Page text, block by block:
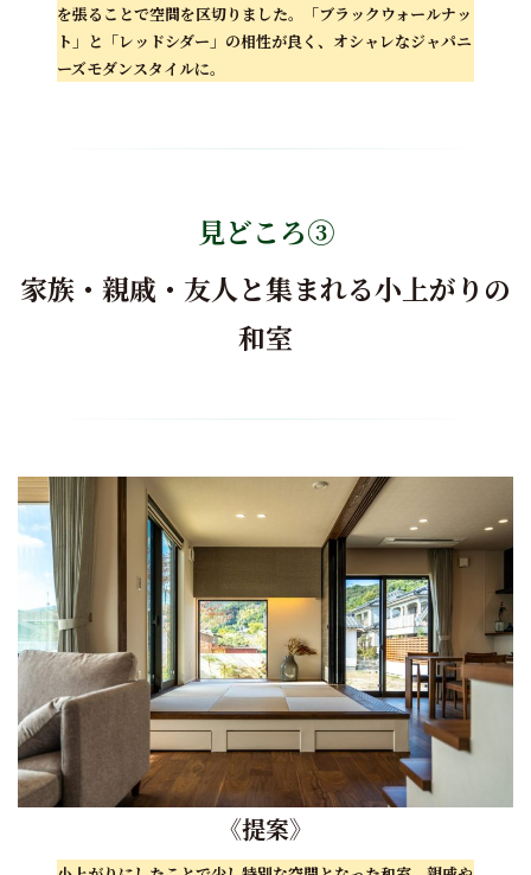
を張ることで空間を区切りました。「ブラックウォールナッ
ト」と「レッドシダー」の相性が良く、オシャレなジャパニ
ーズモダンスタイルに。
見どころ③
家族・親戚・友人と集まれる小上がりの
和室
《提案》